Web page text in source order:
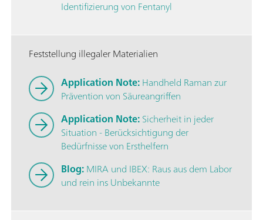
Identifizierung von Fentanyl
Feststellung illegaler Materialien
Application Note:Handheld Raman zur
Prävention von Säureangriffen
Application Note:Sicherheit in jeder
Situation - Berücksichtigung der
Bedürfnisse von Ersthelfern
Blog:MIRA und IBEX: Raus aus dem Labor
und rein ins Unbekannte